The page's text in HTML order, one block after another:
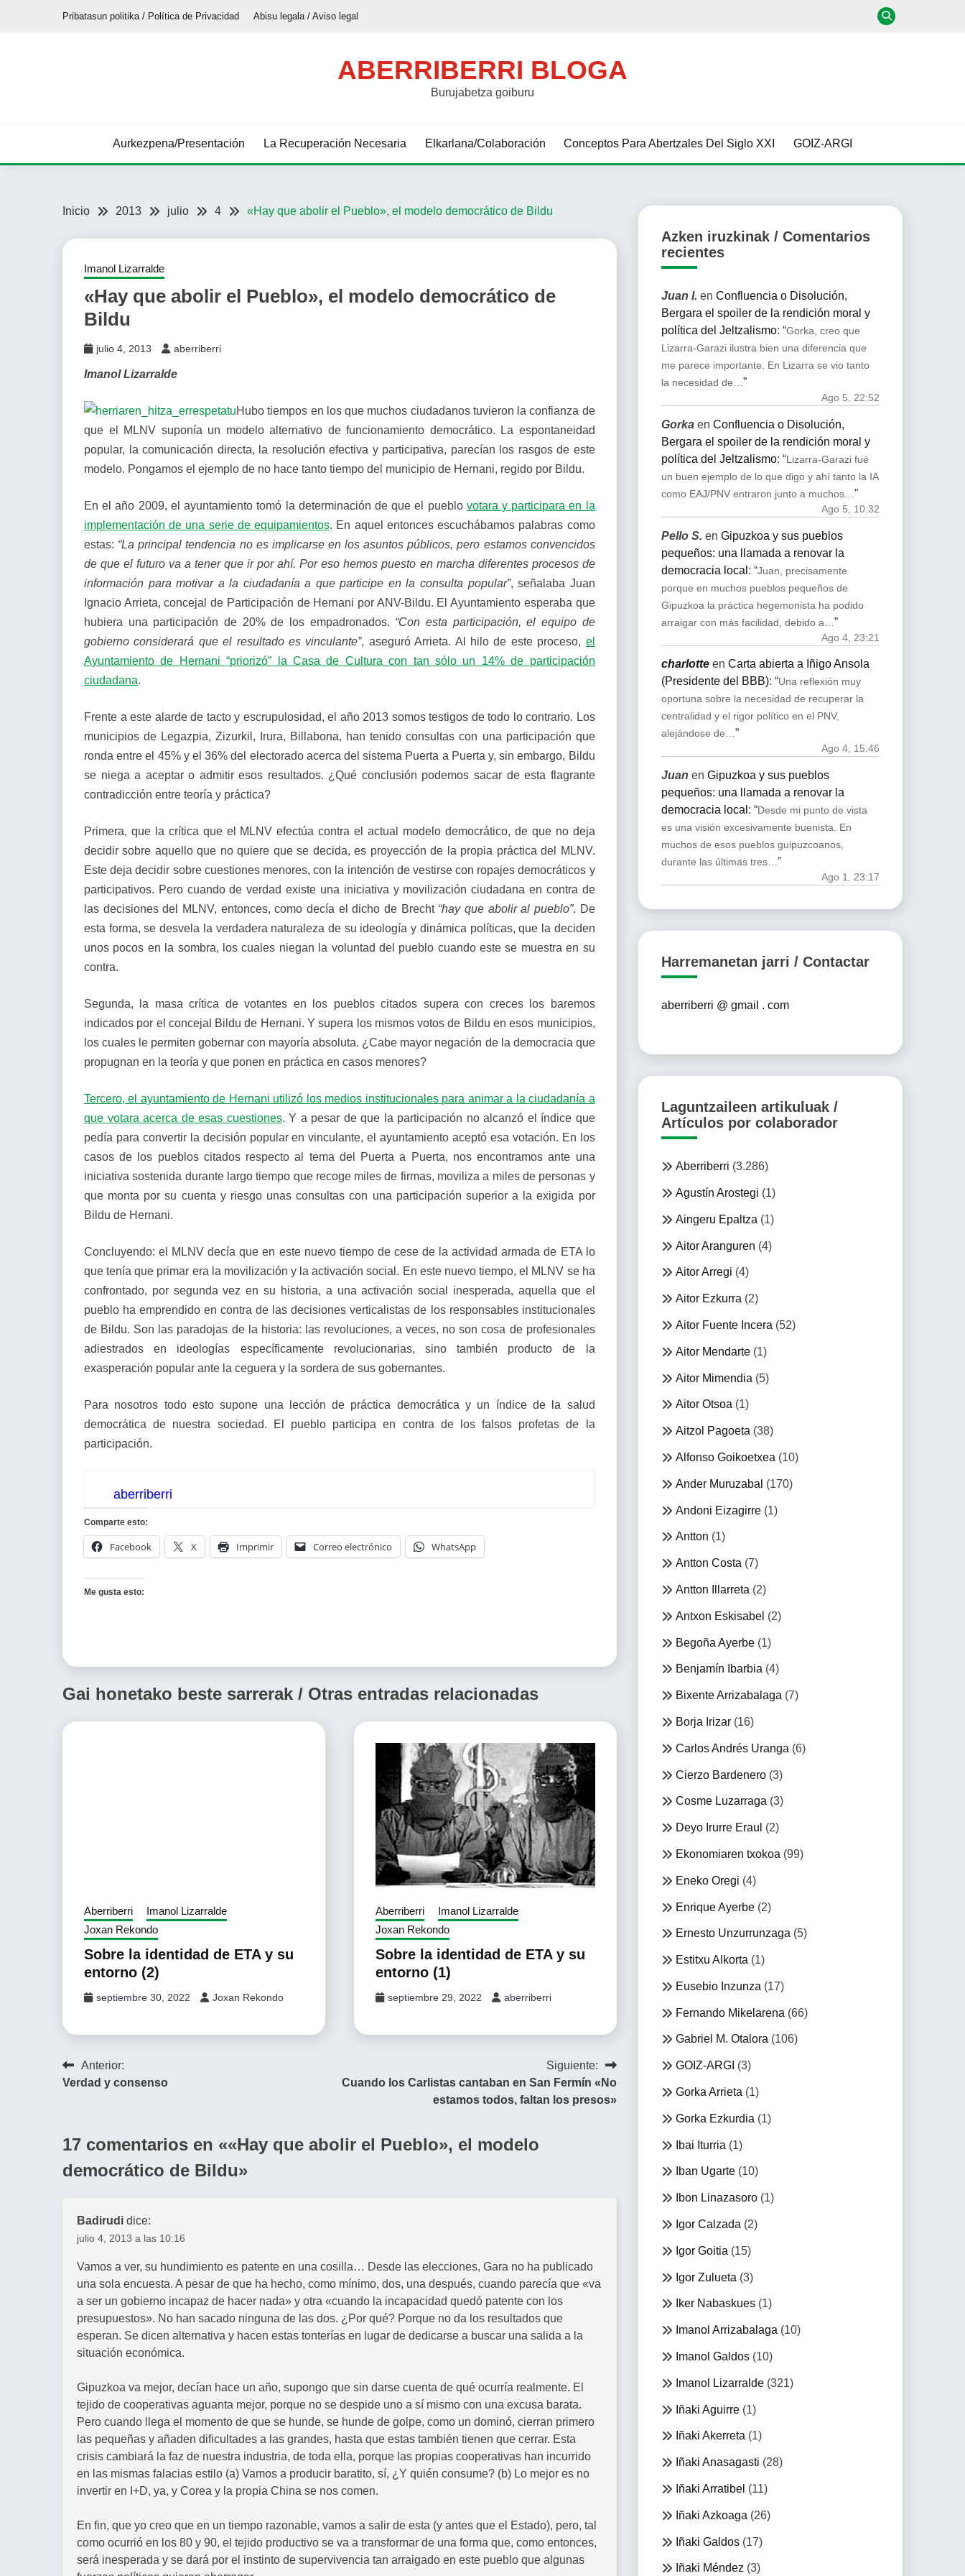
Pribatasun politika / Política de Privacidad Abisu legala / Aviso legal
ABERRIBERRI BLOGA
Burujabetza goiburu
Aurkezpena/Presentación La Recuperación Necesaria Elkarlana/Colaboración Conceptos Para Abertzales Del Siglo XXI GOIZ-ARGI
Inicio 2013 julio 4 «Hay que abolir el Pueblo», el modelo democrático de Bildu
Imanol Lizarralde
«Hay que abolir el Pueblo», el modelo democrático de
Bildu
julio 4, 2013 aberriberri
Imanol Lizarralde
Hubo tiempos en los que muchos ciudadanos tuvieron la confianza de
que el MLNV suponía un modelo alternativo de funcionamiento democrático. La espontaneidad
popular, la comunicación directa, la resolución efectiva y participativa, parecían los rasgos de este
modelo. Pongamos el ejemplo de no hace tanto tiempo del municipio de Hernani, regido por Bildu.
En el año 2009, el ayuntamiento tomó la determinación de que el pueblo votara y participara en la
implementación de una serie de equipamientos. En aquel entonces escuchábamos palabras como
estas: “La principal tendencia no es implicarse en los asuntos públicos, pero estamos convencidos
de que el futuro va a tener que ir por ahí. Por eso hemos puesto en marcha diferentes procesos de
información para motivar a la ciudadanía a que participe en la consulta popular”, señalaba Juan
Ignacio Arrieta, concejal de Participación de Hernani por ANV-Bildu. El Ayuntamiento esperaba que
hubiera una participación de 20% de los empadronados. “Con esta participación, el equipo de
gobierno considerará que el resultado es vinculante”, aseguró Arrieta. Al hilo de este proceso, el
Ayuntamiento de Hernani “priorizó” la Casa de Cultura con tan sólo un 14% de participación
ciudadana.
Frente a este alarde de tacto y escrupulosidad, el año 2013 somos testigos de todo lo contrario. Los
municipios de Legazpia, Zizurkil, Irura, Billabona, han tenido consultas con una participación que
ronda entre el 45% y el 36% del electorado acerca del sistema Puerta a Puerta y, sin embargo, Bildu
se niega a aceptar o admitir esos resultados. ¿Qué conclusión podemos sacar de esta flagrante
contradicción entre teoría y práctica?
Primera, que la crítica que el MLNV efectúa contra el actual modelo democrático, de que no deja
decidir sobre aquello que no quiere que se decida, es proyección de la propia práctica del MLNV.
Este deja decidir sobre cuestiones menores, con la intención de vestirse con ropajes democráticos y
participativos. Pero cuando de verdad existe una iniciativa y movilización ciudadana en contra de
las decisiones del MLNV, entonces, como decía el dicho de Brecht “hay que abolir al pueblo”. De
esta forma, se desvela la verdadera naturaleza de su ideología y dinámica políticas, que la deciden
unos pocos en la sombra, los cuales niegan la voluntad del pueblo cuando este se muestra en su
contra.
Segunda, la masa crítica de votantes en los pueblos citados supera con creces los baremos
indicados por el concejal Bildu de Hernani. Y supera los mismos votos de Bildu en esos municipios,
los cuales le permiten gobernar con mayoría absoluta. ¿Cabe mayor negación de la democracia que
propugnan en la teoría y que ponen en práctica en casos menores?
Tercero, el ayuntamiento de Hernani utilizó los medios institucionales para animar a la ciudadanía a
que votara acerca de esas cuestiones. Y a pesar de que la participación no alcanzó el índice que
pedía para convertir la decisión popular en vinculante, el ayuntamiento aceptó esa votación. En los
casos de los pueblos citados respecto al tema del Puerta a Puerta, nos encontramos ante una
iniciativa sostenida durante largo tiempo que recoge miles de firmas, moviliza a miles de personas y
que monta por su cuenta y riesgo unas consultas con una participación superior a la exigida por
Bildu de Hernani.
Concluyendo: el MLNV decía que en este nuevo tiempo de cese de la actividad armada de ETA lo
que tenía que primar era la movilización y la activación social. En este nuevo tiempo, el MLNV se ha
confrontado, por segunda vez en su historia, a una activación social inesperada, aquella que el
pueblo ha emprendido en contra de las decisiones verticalistas de los responsables institucionales
de Bildu. Son las paradojas de la historia: las revoluciones, a veces, no son cosa de profesionales
adiestrados en ideologías específicamente revolucionarias, sino también producto de la
exasperación popular ante la ceguera y la sordera de sus gobernantes.
Para nosotros todo esto supone una lección de práctica democrática y un índice de la salud
democrática de nuestra sociedad. El pueblo participa en contra de los falsos profetas de la
participación.
aberriberri
Comparte esto:
Facebook X Imprimir Correo electrónico WhatsApp
Me gusta esto:
Gai honetako beste sarrerak / Otras entradas relacionadas
Aberriberri
Imanol Lizarralde
Joxan Rekondo
Sobre la identidad de ETA y su
entorno (2)
septiembre 30, 2022 Joxan Rekondo
Aberriberri
Imanol Lizarralde
Joxan Rekondo
Sobre la identidad de ETA y su
entorno (1)
septiembre 29, 2022 aberriberri
Navegación
Anterior:
Verdad y consenso
Siguiente:
Cuando los Carlistas cantaban en San Fermín «No
estamos todos, faltan los presos»
17 comentarios en ««Hay que abolir el Pueblo», el modelo
democrático de Bildu»
Badirudi dice:
julio 4, 2013 a las 10:16
Vamos a ver, su hundimiento es patente en una cosilla… Desde las elecciones, Gara no ha publicado
una sola encuesta. A pesar de que ha hecho, como mínimo, dos, una después, cuando parecía que «va
a ser un gobierno incapaz de hacer nada» y otra «cuando la incapacidad quedó patente con los
presupuestos». No han sacado ninguna de las dos. ¿Por qué? Porque no da los resultados que
esperan. Se dicen alternativa y hacen estas tonterías en lugar de dedicarse a buscar una salida a la
situación económica.
Gipuzkoa va mejor, decían hace un año, supongo que sin darse cuenta de qué ocurría realmente. El
tejido de cooperativas aguanta mejor, porque no se despide uno a sí mismo con una excusa barata.
Pero cuando llega el momento de que se hunde, se hunde de golpe, como un dominó, cierran primero
las pequeñas y añaden dificultades a las grandes, hasta que estas también tienen que cerrar. Esta
crisis cambiará la faz de nuestra industria, de toda ella, porque las propias cooperativas han incurrido
en las mismas falacias estilo (a) Vamos a producir baratito, sí, ¿Y quién consume? (b) Lo mejor es no
invertir en I+D, ya, y Corea y la propia China se nos comen.
En fin, que yo creo que en un tiempo razonable, vamos a salir de esta (y antes que el Estado), pero, tal
como ocurrió en los 80 y 90, el tejido productivo se va a transformar de una forma que, como entonces,
será inesperada y se dará por el instinto de supervivencia tan arraigado en este pueblo que algunas
Azken iruzkinak / Comentarios
recientes
Juan I. en Confluencia o Disolución,
Bergara el spoiler de la rendición moral y
política del Jeltzalismo: “Gorka, creo que
Lizarra-Garazi ilustra bien una diferencia que
me parece importante. En Lizarra se vio tanto
la necesidad de…”
Ago 5, 22:52
Gorkaen Confluencia o Disolución,
Bergara el spoiler de la rendición moral y
política del Jeltzalismo: “Lizarra-Garazi fué
un buen ejemplo de lo que digo y ahí tanto la IA
como EAJ/PNV entraron junto a muchos… ”
Ago 5, 10:32
Pello S. en Gipuzkoa y sus pueblos
pequeños: una llamada a renovar la
democracia local : “Juan, precisamente
porque en muchos pueblos pequeños de
Gipuzkoa la práctica hegemonista ha podido
arraigar con más facilidad, debido a… ”
Ago 4, 23:21
charlotteen Carta abierta a Iñigo Ansola
(Presidente del BBB): “Una reflexión muy
oportuna sobre la necesidad de recuperar la
centralidad y el rigor político en el PNV,
alejándose de…”
Ago 4, 15:46
Juan en Gipuzkoa y sus pueblos
pequeños: una llamada a renovar la
democracia local : “Desde mi punto de vista
es una visión excesivamente buenista. En
muchos de esos pueblos guipuzcoanos,
durante las últimas tres…”
Ago 1, 23:17
Harremanetan jarri / Contactar
aberriberri @ gmail . com
Laguntzaileen artikuluak /
Artículos por colaborador
Aberriberri (3.286)
Agustín Arostegi (1)
Aingeru Epaltza (1)
Aitor Aranguren (4)
Aitor Arregi (4)
Aitor Ezkurra (2)
Aitor Fuente Incera (52)
Aitor Mendarte(1)
Aitor Mimendia (5)
Aitor Otsoa (1)
Aitzol Pagoeta (38)
Alfonso Goikoetxea (10)
Ander Muruzabal (170)
Andoni Eizagirre(1)
Antton (1)
Antton Costa (7)
Antton Illarreta (2)
Antxon Eskisabel (2)
Begoña Ayerbe(1)
Benjamín Ibarbia (4)
Bixente Arrizabalaga (7)
Borja Irizar(16)
Carlos Andrés Uranga (6)
Cierzo Bardenero(3)
Cosme Luzarraga (3)
Deyo Irurre Eraul (2)
Ekonomiaren txokoa (99)
Eneko Oregi (4)
Enrique Ayerbe(2)
Ernesto Unzurrunzaga (5)
Estitxu Alkorta (1)
Eusebio Inzunza (17)
Fernando Mikelarena (66)
Gabriel M. Otalora(106)
GOIZ-ARGI (3)
Gorka Arrieta (1)
Gorka Ezkurdia (1)
Ibai Iturria (1)
Iban Ugarte(10)
Ibon Linazasoro(1)
Igor Calzada (2)
Igor Goitia (15)
Igor Zulueta (3)
Iker Nabaskues(1)
Imanol Arrizabalaga (10)
Imanol Galdos(10)
Imanol Lizarralde(321)
Iñaki Aguirre(1)
Iñaki Akerreta(1)
Iñaki Anasagasti (28)
Iñaki Arratibel (11)
Iñaki Azkoaga (26)
Iñaki Galdos(17)
Iñaki Méndez(3)